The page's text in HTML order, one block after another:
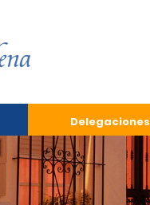
Delegaciones